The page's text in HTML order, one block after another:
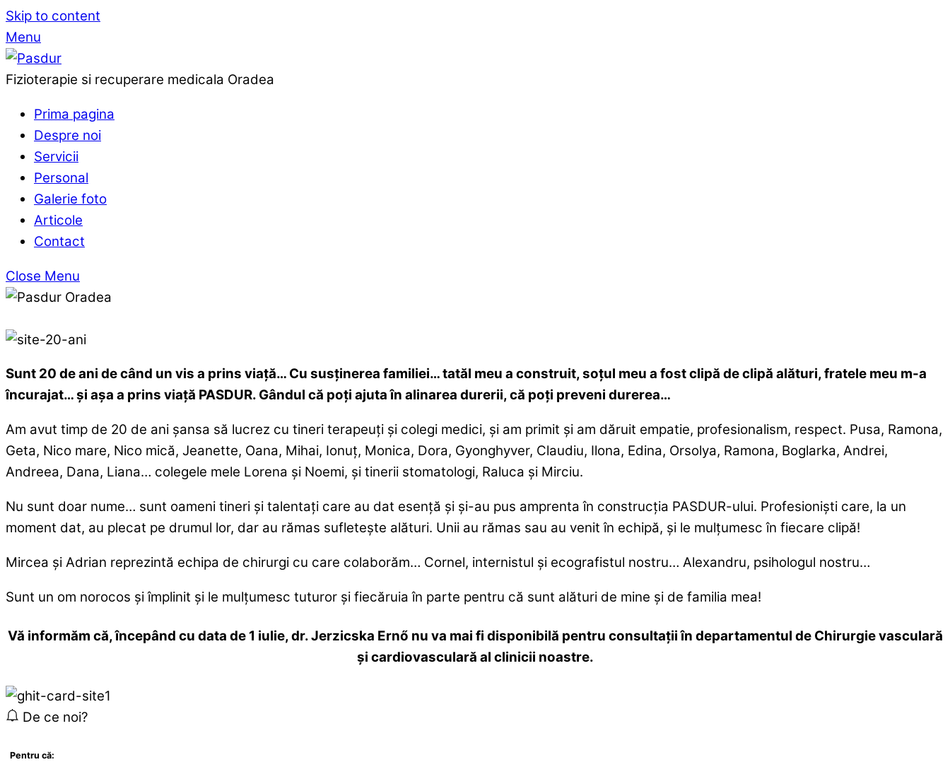
Skip to content
Menu
Fizioterapie si recuperare medicala Oradea
Prima pagina
Despre noi
Servicii
Personal
Galerie foto
Articole
Contact
Close Menu
Sunt 20 de ani de când un vis a prins viață… Cu susținerea familiei… tatăl meu a construit, soțul meu a fost clipă de clipă alături, fratele meu m-a
încurajat… și așa a prins viață PASDUR. Gândul că poți ajuta în alinarea durerii, că poți preveni durerea…
Am avut timp de 20 de ani șansa să lucrez cu tineri terapeuți și colegi medici, și am primit și am dăruit empatie, profesionalism, respect. Pusa, Ramona,
Geta, Nico mare, Nico mică, Jeanette, Oana, Mihai, Ionuț, Monica, Dora, Gyonghyver, Claudiu, Ilona, Edina, Orsolya, Ramona, Boglarka, Andrei,
Andreea, Dana, Liana… colegele mele Lorena și Noemi, și tinerii stomatologi, Raluca și Mirciu.
Nu sunt doar nume… sunt oameni tineri și talentați care au dat esență și și-au pus amprenta în construcția PASDUR-ului. Profesioniști care, la un
moment dat, au plecat pe drumul lor, dar au rămas sufletește alături. Unii au rămas sau au venit în echipă, și le mulțumesc în fiecare clipă!
Mircea și Adrian reprezintă echipa de chirurgi cu care colaborăm… Cornel, internistul și ecografistul nostru… Alexandru, psihologul nostru…
Sunt un om norocos și împlinit și le mulțumesc tuturor și fiecăruia în parte pentru că sunt alături de mine și de familia mea!
Vă informăm că, începând cu data de 1 iulie, dr. Jerzicska Ernő nu va mai fi disponibilă pentru consultații în departamentul de Chirurgie vasculară
și cardiovasculară al clinicii noastre.
De ce noi?
Pentru că: